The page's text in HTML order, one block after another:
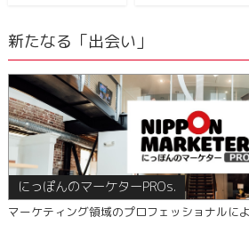
新たなる「出会い」
にっぽんのマーケターPROs.
マーケティング領域のプロフェッショナルに